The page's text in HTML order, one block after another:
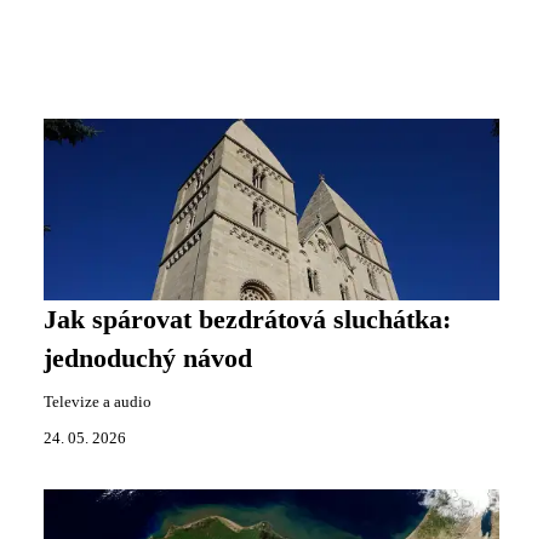
Jak spárovat bezdrátová sluchátka:
jednoduchý návod
Televize a audio
24. 05. 2026